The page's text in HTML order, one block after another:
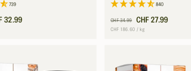
739
32.99
840
Normaler
Preis
CHF 34.99
VerkaufspreisCHF 27.99
Grundpreis
CHF 186.60 / pro
kg